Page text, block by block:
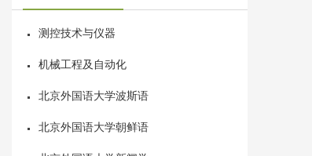
测控技术与仪器
机械工程及自动化
北京外国语大学波斯语
北京外国语大学朝鲜语
AI智能助手 转人工
AI智能助手
常见问题
1.seo如何优化